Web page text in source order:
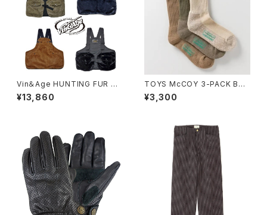
Vin＆Age HUNTING FUR VE
ST
¥13,860
TOYS McCOY 3-PACK BO
OTS SOCKS
¥3,300